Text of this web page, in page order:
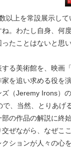
以上を常設展示して
。わたし自身、何
たことはないと思い
る美術館を、映画「
家を追い求める役を
（Jeremy Irons）
、当然、とりあげ
の作品の解説に終
ぜながら、なぜこ
ションが人々の心